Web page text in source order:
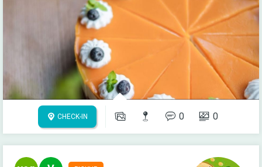
CHECK-IN 0 0